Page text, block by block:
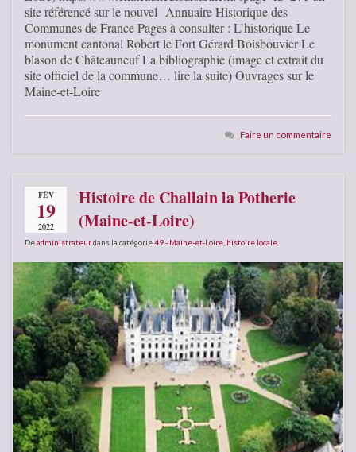
site référencé sur le nouvel Annuaire Historique des
Communes de France Pages à consulter : L’historique Le
monument cantonal Robert le Fort Gérard Boisbouvier Le
blason de Châteauneuf La bibliographie (image et extrait du
site officiel de la commune… lire la suite) Ouvrages sur le
Maine-et-Loire
Faire un commentaire
FÉV
19
2022
Histoire de Challain la Potherie
(Maine-et-Loire)
Deadministrateurdans la catégorie49 - Maine-et-Loire histoire locale